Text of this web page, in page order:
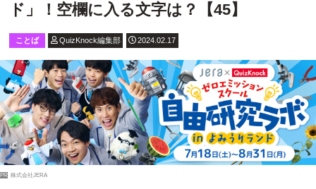
ド」！空欄に入る文字は？【45】
ことば QuizKnock編集部 2024.02.17
PR 株式会社JERA